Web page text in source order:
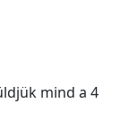
mind a 4